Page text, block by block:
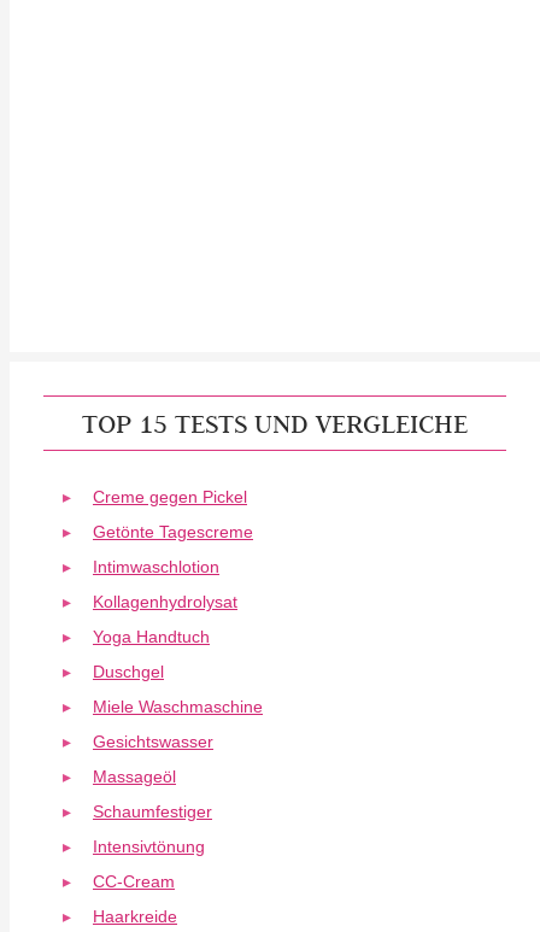
TOP 15 TESTS UND VERGLEICHE
Creme gegen Pickel
Getönte Tagescreme
Intimwaschlotion
Kollagenhydrolysat
Yoga Handtuch
Duschgel
Miele Waschmaschine
Gesichtswasser
Massageöl
Schaumfestiger
Intensivtönung
CC-Cream
Haarkreide